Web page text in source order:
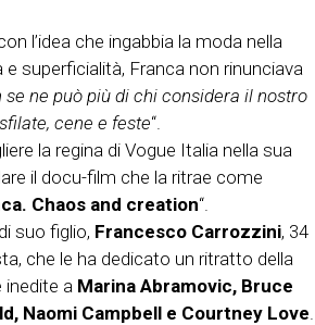
l’idea che ingabbia la moda nella
e superficialità, Franca non rinunciava
se ne può più di chi considera il nostro
cene e feste“.
la regina di Vogue Italia nella sua
il docu-film che la ritrae come
Chaos and creation“.
suo figlio, Francesco Carrozzini, 34
che le ha dedicato un ritratto della
a Marina Abramovic, Bruce
Naomi Campbell e Courtney Love